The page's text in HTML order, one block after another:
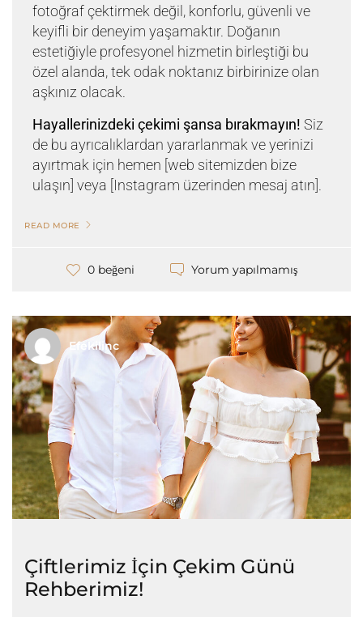
fotoğraf çektirmek değil, konforlu, güvenli ve
keyifli bir deneyim yaşamaktır. Doğanın
estetiğiyle profesyonel hizmetin birleştiği bu
özel alanda, tek odak noktanız birbirinize olan
aşkınız olacak.
Hayallerinizdeki çekimi şansa bırakmayın! Siz
de bu ayrıcalıklardan yararlanmak ve yerinizi
ayırtmak için hemen [web sitemizden bize
ulaşın] veya [Instagram üzerinden mesaj atın].
READ MORE
0 beğeni Yorum yapılmamış
Efekilinc
Çiftlerimiz İçin Çekim Günü
Rehberimiz!